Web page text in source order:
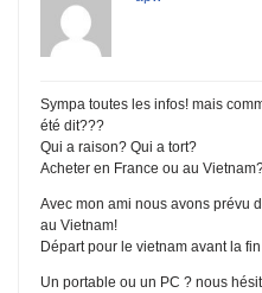
Sympa toutes les infos! mais
été dit???
Qui a raison? Qui a tort?
Acheter en France ou au
Avec mon ami nous avons prévu
au Vietnam!
Départ pour le vietnam avant la
Un portable ou un PC ? nous